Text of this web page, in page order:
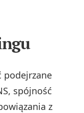
podejrzane
spójność
z